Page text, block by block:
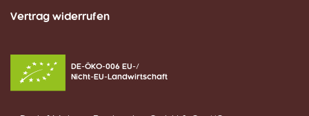
Vertrag widerrufen
DE-ÖKO-006 EU-/
Nicht-EU-Landwirtschaft